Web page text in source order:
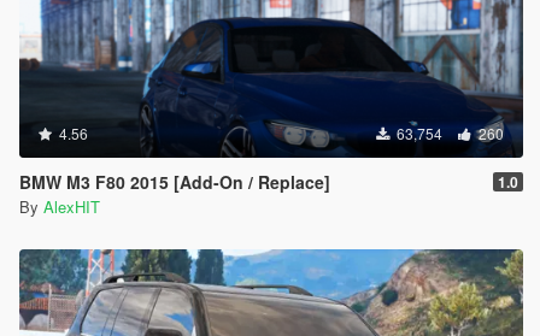
4.56 63,754 260
BMW M3 F80 2015 [Add-On / Replace] 1.0
By AlexHIT